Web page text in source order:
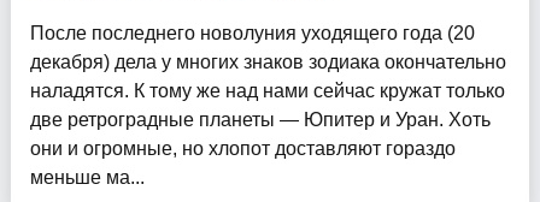
После последнего новолуния уходящего года (20
декабря) дела у многих знаков зодиака окончательно
наладятся. К тому же над нами сейчас кружат только
две ретроградные планеты — Юпитер и Уран. Хоть
они и огромные, но хлопот доставляют гораздо
меньше ма...